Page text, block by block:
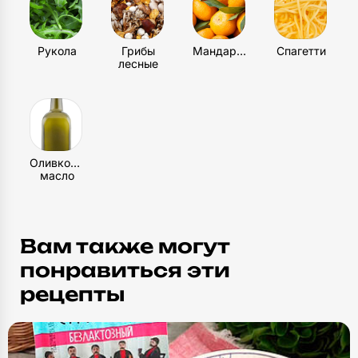
Тарелка неглубокая
Рукола
Грибы
лесные
Мандарин Спагетти
Оливковое
масло
Вам также могут
понравиться эти
рецепты